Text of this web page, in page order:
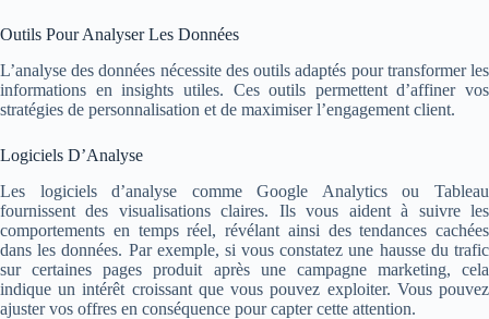
Outils Pour Analyser Les Données
L’analyse des données nécessite des outils adaptés pour transformer les
informations en insights utiles. Ces outils permettent d’affiner vos
stratégies de personnalisation et de maximiser l’engagement client.
Logiciels D’Analyse
Les logiciels d’analyse comme Google Analytics ou Tableau
fournissent des visualisations claires. Ils vous aident à suivre les
comportements en temps réel, révélant ainsi des tendances cachées
dans les données. Par exemple, si vous constatez une hausse du trafic
sur certaines pages produit après une campagne marketing, cela
indique un intérêt croissant que vous pouvez exploiter. Vous pouvez
ajuster vos offres en conséquence pour capter cette attention.